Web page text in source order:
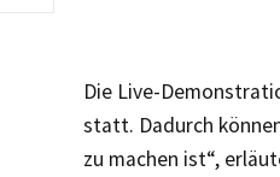
Die Live-
statt. Dadurch
zu machen ist“,